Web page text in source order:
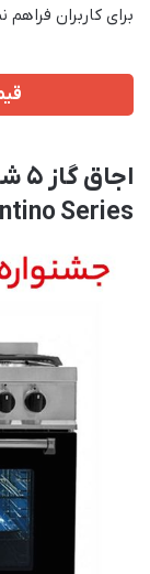
برای کاربران فراهم
Series